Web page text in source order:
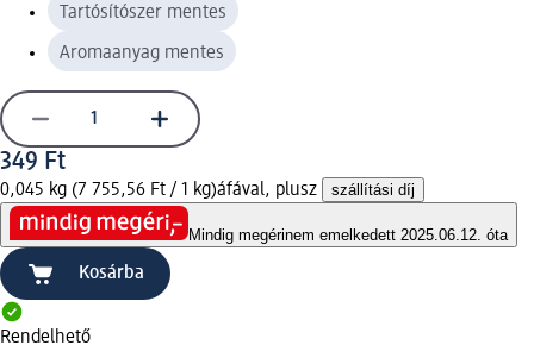
Tartósítószer mentes
Aromaanyag mentes
349 Ft
0,045 kg (7 755,56 Ft / 1 kg)áfával, plusz szállítási díj
Mindig megérinem emelkedett 2025.06.12. óta
Kosárba
Rendelhető